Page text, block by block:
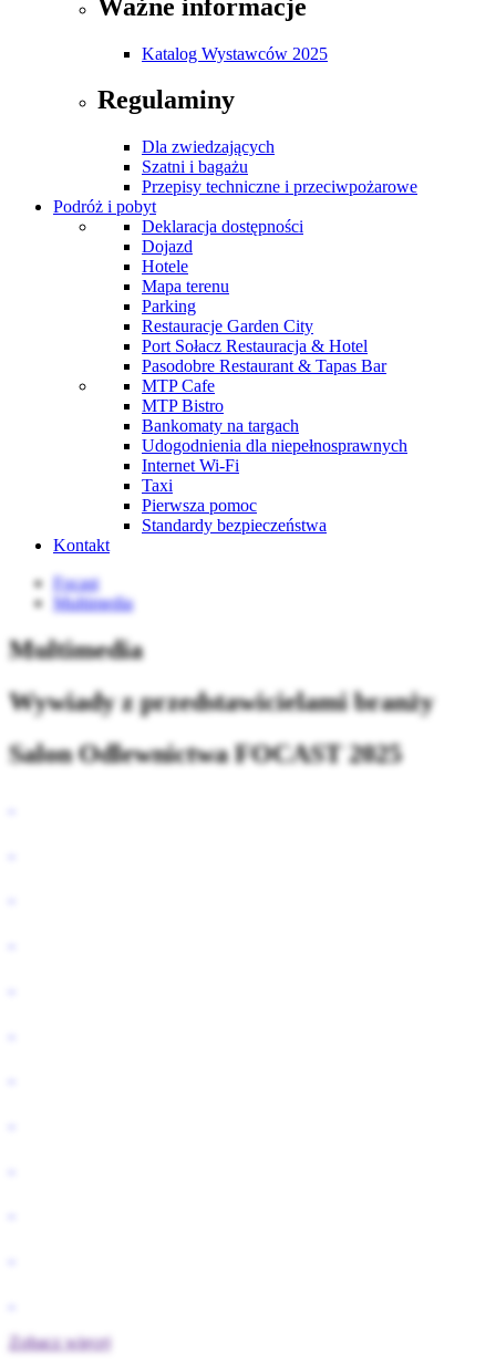
Ważne informacje
Katalog Wystawców 2025
Regulaminy
Dla zwiedzających
Szatni i bagażu
Przepisy techniczne i przeciwpożarowe
Podróż i pobyt
Deklaracja dostępności
Dojazd
Hotele
Mapa terenu
Parking
Restauracje Garden City
Port Sołacz Restauracja & Hotel
Pasodobre Restaurant & Tapas Bar
MTP Cafe
MTP Bistro
Bankomaty na targach
Udogodnienia dla niepełnosprawnych
Internet Wi-Fi
Taxi
Pierwsza pomoc
Standardy bezpieczeństwa
Kontakt
Focast
Multimedia
Multimedia
Wywiady z przedstawicielami branży
Salon Odlewnictwa FOCAST 2025
Zobacz więcej